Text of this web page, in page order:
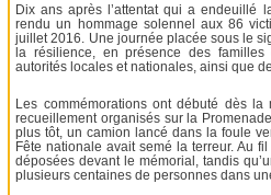
Dix ans après l’attentat qui a endeuillé
rendu un hommage solennel aux 86
juillet 2016. Une journée placée sous le
la résilience, en présence des familles
autorités locales et nationales, ainsi que
Les commémorations ont débuté dès
recueillement organisés sur la
plus tôt, un camion lancé dans la foule
Fête nationale avait semé la terreur. Au
déposées devant le mémorial, tandis
plusieurs centaines de personnes dans